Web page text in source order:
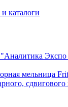
каталоги
Экспо
мельница